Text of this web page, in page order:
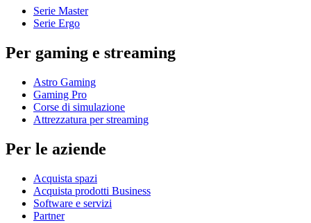
Serie Master
Serie Ergo
Per gaming e streaming
Astro Gaming
Gaming Pro
Corse di simulazione
Attrezzatura per streaming
Per le aziende
Acquista spazi
Acquista prodotti Business
Software e servizi
Partner